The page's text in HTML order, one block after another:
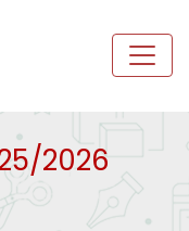
2026